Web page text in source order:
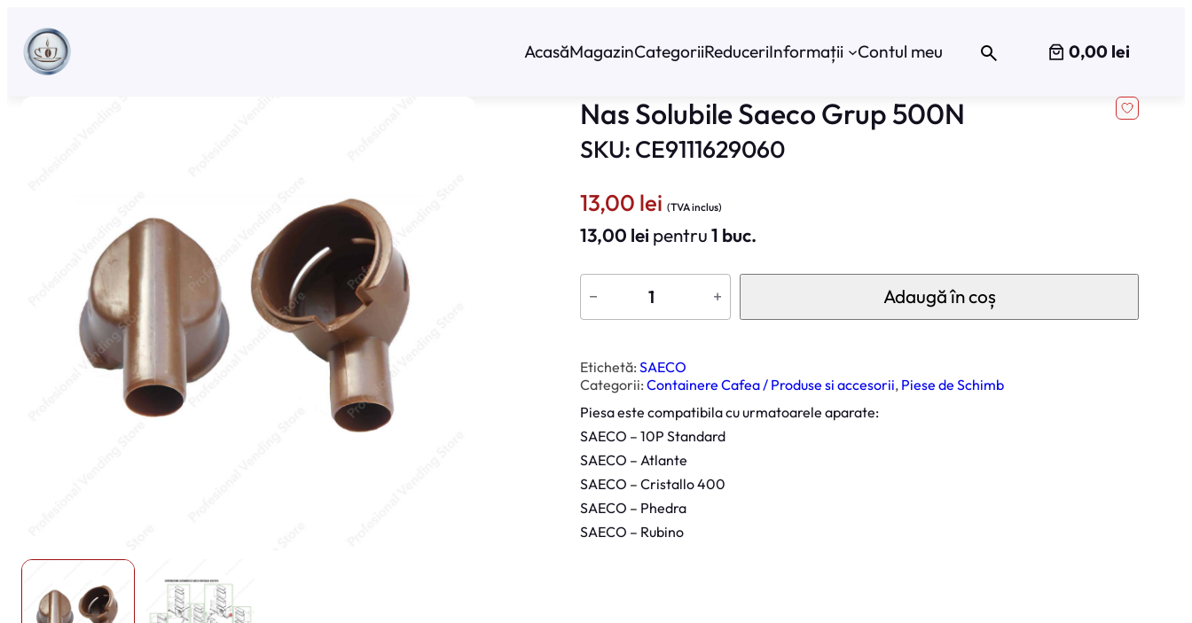
conținut
AcasăMagazinCategoriiReduceriInformații Contul meu 0,00 lei
Nas Solubile Saeco Grup 500N
SKU: CE9111629060
13,00 lei (TVA inclus)
13,00 lei pentru1 buc.
C
t
t
e
N
s
S
o
u
b
i
l
e
S
a
− + Adaugă în coș
Etichetă: SAECO
Categorii: Containere Cafea / Produse si accesorii, Piese de Schimb
Piesa este compatibila cu urmatoarele aparate:
SAECO – 10P Standard
SAECO – Atlante
SAECO – Cristallo 400
SAECO – Phedra
SAECO – Rubino